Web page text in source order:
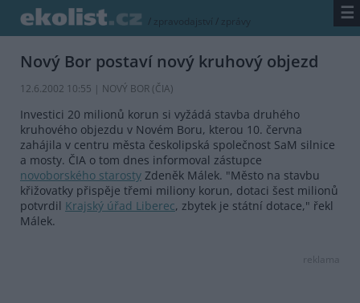
/ zpravodajství / zprávy ☰
Nový Bor postaví nový kruhový objezd
12.6.2002 10:55 | NOVÝ BOR (ČIA)
Investici 20 milionů korun si vyžádá stavba druhého
kruhového objezdu v Novém Boru, kterou 10. června
zahájila v centru města českolipská společnost SaM silnice
a mosty. ČIA o tom dnes informoval zástupce
novoborského starosty Zdeněk Málek. "Město na stavbu
křižovatky přispěje třemi miliony korun, dotaci šest milionů
potvrdil Krajský úřad Liberec, zbytek je státní dotace," řekl
Málek.
reklama